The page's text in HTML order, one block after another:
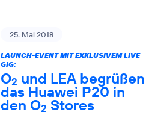
25. Mai 2018
LAUNCH-EVENT MIT EXKLUSIVEM LIVE
GIG:
O2 und LEA begrüßen
das Huawei P20 in
den O2 Stores